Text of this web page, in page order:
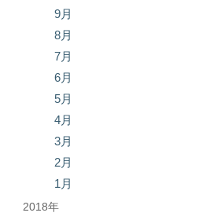
9月
8月
7月
6月
5月
4月
3月
2月
1月
2018年